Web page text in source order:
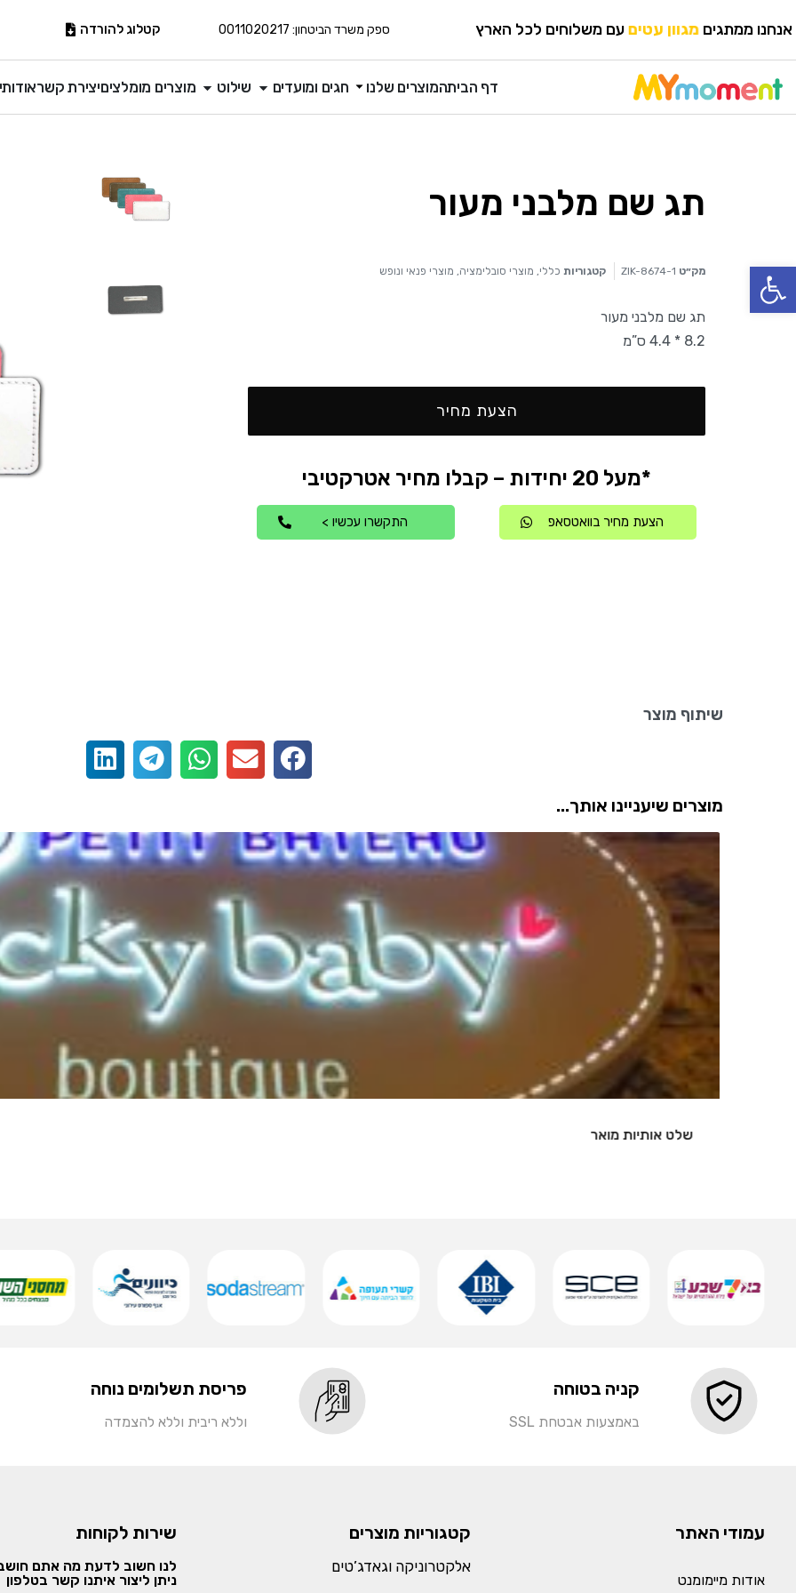
פתח סרגל נגישות
אנחנו ממתגים מגוון עטיםעם משלוחים לכל הארץ ספק משרד הביטחון: 0011020217 קטלוג להורדה
דף הביתהמוצרים שלנו חגים ומועדים שילוט מוצרים מומלציםיצירת קשר
תג שם מלבני מעור
מק״ט ZIK-8674-1 קטגוריות כללי, מוצרי סובלימציה, מוצרי פנאי ונופש
תג שם מלבני מעור
8.2 * 4.4 ס”מ
הצעת מחיר
*מעל 20 יחידות – קבלו מחיר אטרקטיבי
הצעת מחיר בוואטסאפ התקשרו עכשיו >
שיתוף מוצר
מוצרים שיעניינו אותך...
שלט אותיות מואר
קניה בטוחה
באמצעות אבטחת SSL
פריסת תשלומים נוחה
וללא ריבית וללא להצמדה
עמודי האתר
אודות מיימומנט
קטגוריות מוצרים
אלקטרוניקה וגאדג’טים
שירות לקוחות
לנו חשוב לדעת מה אתם
ניתן ליצור איתנו קשר בטלפון